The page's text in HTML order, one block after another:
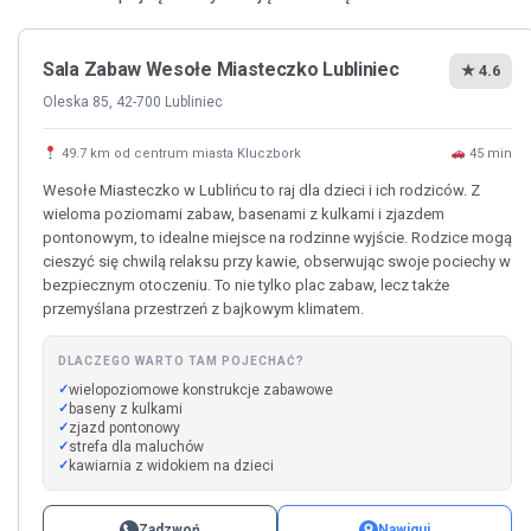
Sala Zabaw Wesołe Miasteczko Lubliniec
Oleska 85, 42-700 Lubliniec
★ 4.6
49.7 km od centrum miasta Kluczbork 45 min
Wesołe Miasteczko w Lublińcu to raj dla dzieci i ich rodziców. Z
wieloma poziomami zabaw, basenami z kulkami i zjazdem
pontonowym, to idealne miejsce na rodzinne wyjście. Rodzice mogą
cieszyć się chwilą relaksu przy kawie, obserwując swoje pociechy w
bezpiecznym otoczeniu. To nie tylko plac zabaw, lecz także
przemyślana przestrzeń z bajkowym klimatem.
DLACZEGO WARTO TAM POJECHAĆ?
wielopoziomowe konstrukcje zabawowe
baseny z kulkami
zjazd pontonowy
strefa dla maluchów
kawiarnia z widokiem na dzieci